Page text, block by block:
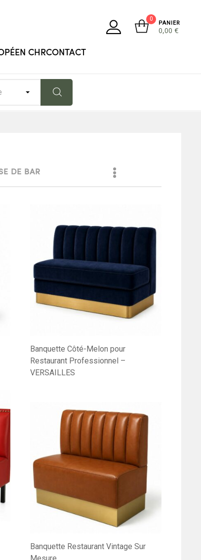
CHRCONTACT
0
PANIER
0,00 €
DE BAR
Banquette Côté-Melon pour
Restaurant Professionnel –
VERSAILLES
Banquette Restaurant Vintage Sur